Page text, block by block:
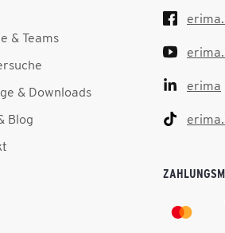
& Teams
& Downloads
Blog
erima